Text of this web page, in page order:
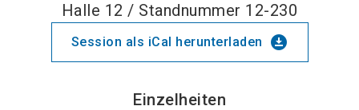
Halle 12 / Standnummer 12-230
Session als iCal herunterladen download_for_offline
Einzelheiten